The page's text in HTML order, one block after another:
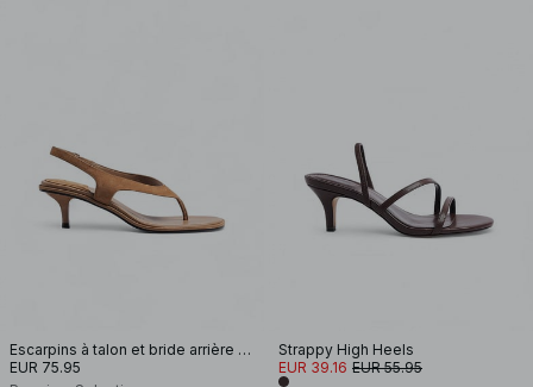
Escarpins à talon et bride arrière en daim
EUR 75.95
Strappy High Heels
EUR 39.16 EUR 55.95